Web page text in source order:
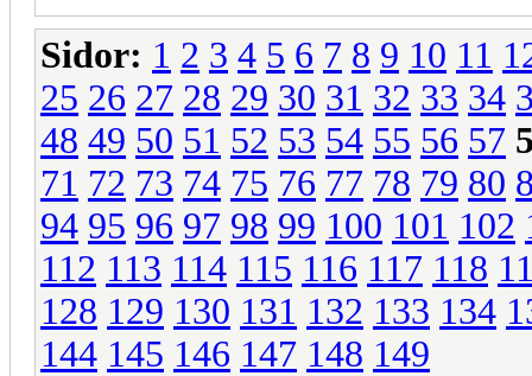
Sidor: 1 2 3 4 5 6 7 8 9 10 11
25 26 27 28 29 30 31 32 33 34
48 49 50 51 52 53 54 55 56 57
71 72 73 74 75 76 77 78 79 80
94 95 96 97 98 99 100 101 102
112 113 114 115 116 117 118
128 129 130 131 132 133 134
144 145 146 147 148 149